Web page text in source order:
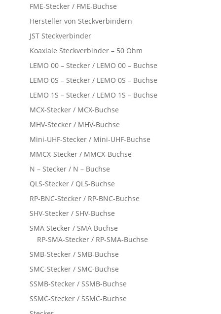
FME-Stecker / FME-Buchse
Hersteller von Steckverbindern
JST Steckverbinder
Koaxiale Steckverbinder – 50 Ohm
LEMO 00 – Stecker / LEMO 00 – Buchse
LEMO 0S – Stecker / LEMO 0S – Buchse
LEMO 1S – Stecker / LEMO 1S – Buchse
MCX-Stecker / MCX-Buchse
MHV-Stecker / MHV-Buchse
Mini-UHF-Stecker / Mini-UHF-Buchse
MMCX-Stecker / MMCX-Buchse
N – Stecker / N – Buchse
QLS-Stecker / QLS-Buchse
RP-BNC-Stecker / RP-BNC-Buchse
SHV-Stecker / SHV-Buchse
SMA Stecker / SMA Buchse
RP-SMA-Stecker / RP-SMA-Buchse
SMB-Stecker / SMB-Buchse
SMC-Stecker / SMC-Buchse
SSMB-Stecker / SSMB-Buchse
SSMC-Stecker / SSMC-Buchse